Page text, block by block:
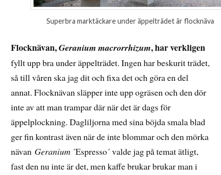
Superbra marktäckare under äppelträdet är flocknäva
Flocknävan,Geranium macrorrhizum, har verkligen
fyllt upp bra under äppelträdet. Ingen har beskurit trädet,
så till våren ska jag dit och fixa det och göra en del
annat. Flocknävan släpper inte upp ogräsen och den dör
inte av att man trampar där när det är dags för
äppelplockning. Dagliljorna med sina böjda smala blad
ger fin kontrast även när de inte blommar och den mörka
nävan Geranium ´Espresso´ valde jag på temat ätligt,
fast den nu inte är det, men kaffe brukar brukar man i